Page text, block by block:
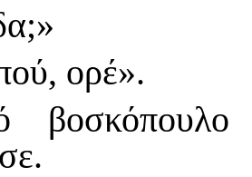
ορέ».